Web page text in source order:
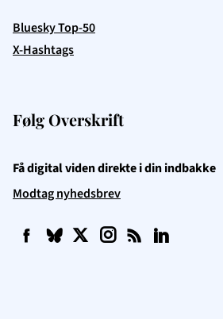
Bluesky Top-50
X-Hashtags
Følg Overskrift
Få digital viden direkte i din indbakke
Modtag nyhedsbrev
f q t i b l